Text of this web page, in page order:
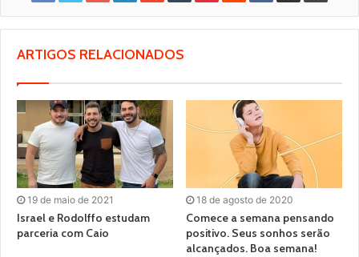
ARTIGOS RELACIONADOS
19 de maio de 2021
Israel e Rodolffo estudam
parceria com Caio
18 de agosto de 2020
Comece a semana pensando
positivo. Seus sonhos serão
alcançados. Boa semana!